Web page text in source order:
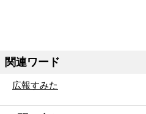
関連ワード
広報すみた